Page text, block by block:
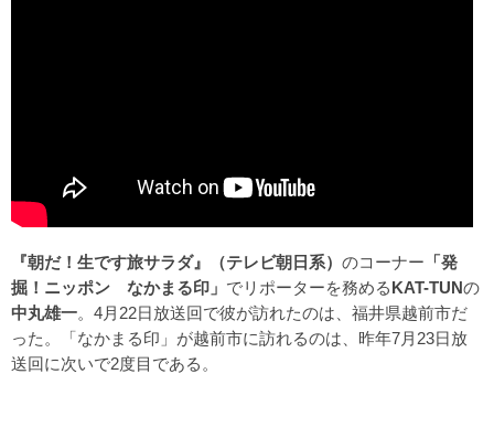
『朝だ！生です旅サラダ』（テレビ朝日系） のコーナー 「発
掘！ニッポン なかまる印」 でリポーターを務めるKAT-TUNの
中丸雄一。4月22日放送回で彼が訪れたのは、福井県越前市だ
った。「なかまる印」が越前市に訪れるのは、昨年7月23日放
送回に次いで2度目である。